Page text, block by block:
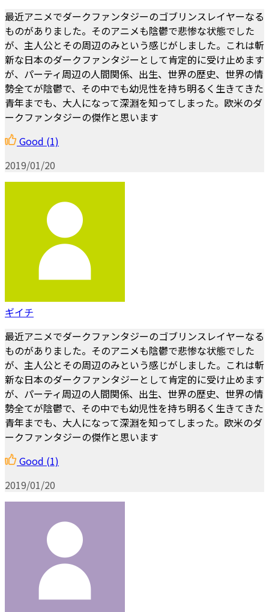
最近アニメでダークファンタジーのゴブリンスレイヤーなる
ものがありました。そのアニメも陰鬱で悲惨な状態でした
が、主人公とその周辺のみという感じがしました。これは斬
新な日本のダークファンタジーとして肯定的に受け止めます
が、パーティ周辺の人間関係、出生、世界の歴史、世界の情
勢全てが陰鬱で、その中でも幼児性を持ち明るく生きてきた
青年までも、大人になって深淵を知ってしまった。欧米のダ
ークファンタジーの傑作と思います
Good (1)
2019/01/20
ギイチ
最近アニメでダークファンタジーのゴブリンスレイヤーなる
ものがありました。そのアニメも陰鬱で悲惨な状態でした
が、主人公とその周辺のみという感じがしました。これは斬
新な日本のダークファンタジーとして肯定的に受け止めます
が、パーティ周辺の人間関係、出生、世界の歴史、世界の情
勢全てが陰鬱で、その中でも幼児性を持ち明るく生きてきた
青年までも、大人になって深淵を知ってしまった。欧米のダ
ークファンタジーの傑作と思います
Good (1)
2019/01/20